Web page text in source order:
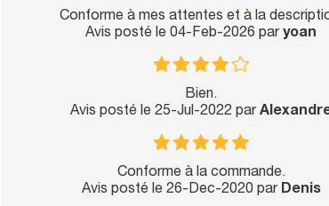
Conforme à mes attentes et à la
Avis posté le 04-Feb-2026 paryoan
Bien.
Avis posté le 25-Jul-2022 par
Conforme à la commande.
Avis posté le 26-Dec-2020 par Denis